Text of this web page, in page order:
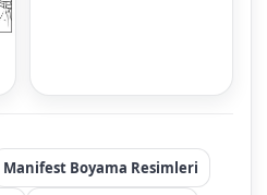
Manifest Boyama Resimleri